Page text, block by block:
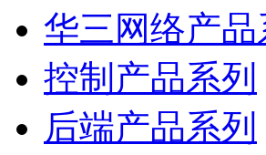
华三网络产品
控制产品系列
后端产品系列